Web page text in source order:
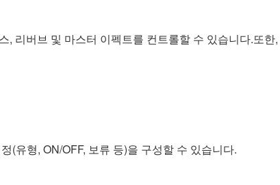
리버브 및 마스터 이펙트를 컨트롤할 수 있습니다.또
(유형, ON/OFF, 보류 등)을 구성할 수 있습니다.